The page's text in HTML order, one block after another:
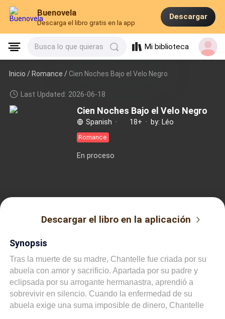
Buenovela
Descarga el libro gratis en la app
Descargar
Busca lo que quieras Mi biblioteca
Inicio /Romance / Cien Noches Bajo el Velo Negro
Last Updated: 2026-06-18
Cien Noches Bajo el Velo Negro
Spanish · 18+ · by: Léo
Romance
En proceso
Descargar el libro en la aplicación
Synopsis
Tras la muerte de su madre, Chantelle fue criada por su
abuela con amor y sacrificio. Apartada por su padre y
eclipsada por su arrogante hermanastra, aprendió a
sobrevivir en silencio. Cuando la enfermedad de su
abuela exige una suma imposible de dinero, Chantelle